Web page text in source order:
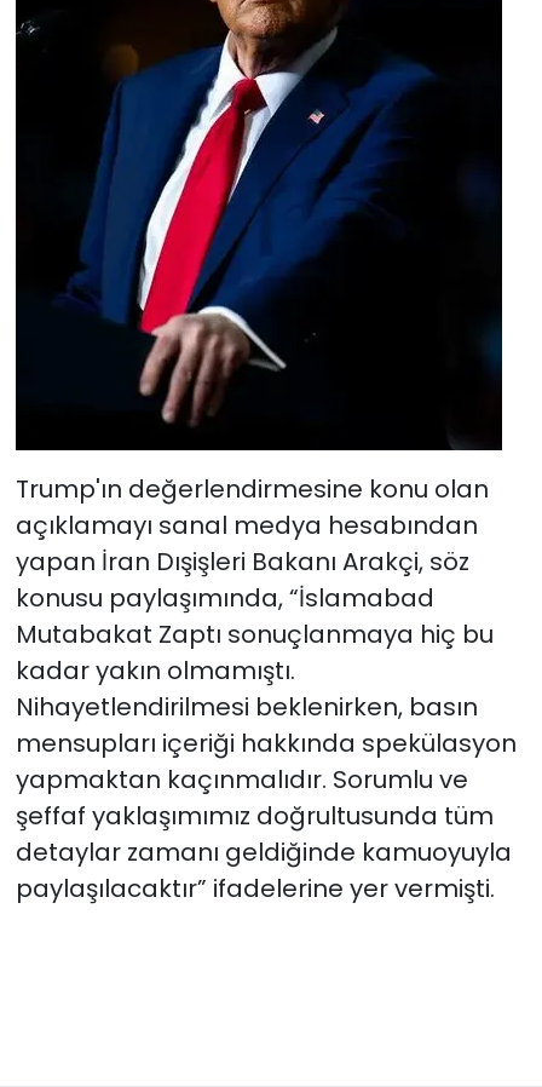
Trump'ın değerlendirmesine konu olan
açıklamayı sanal medya hesabından
yapan İran Dışişleri Bakanı Arakçi, söz
konusu paylaşımında, “İslamabad
Mutabakat Zaptı sonuçlanmaya hiç bu
kadar yakın olmamıştı.
Nihayetlendirilmesi beklenirken, basın
mensupları içeriği hakkında spekülasyon
yapmaktan kaçınmalıdır. Sorumlu ve
şeffaf yaklaşımımız doğrultusunda tüm
detaylar zamanı geldiğinde kamuoyuyla
paylaşılacaktır” ifadelerine yer vermişti.